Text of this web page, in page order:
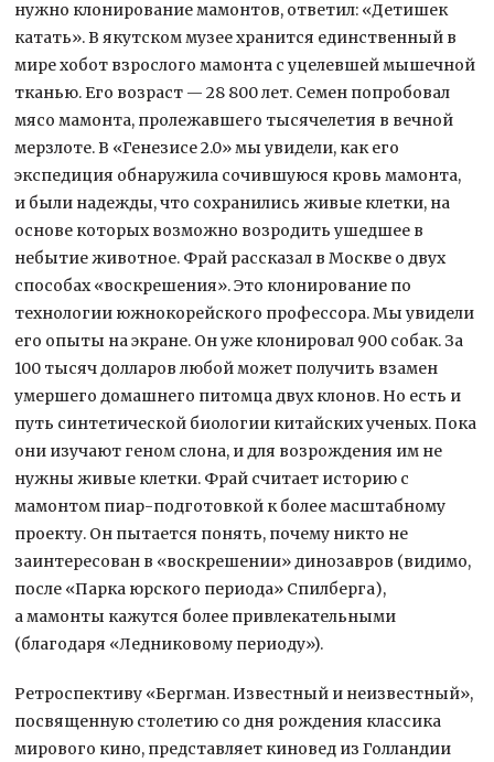
нужно клонирование мамонтов, ответил: «Детишек
катать». В якутском музее хранится единственный в
мире хобот взрослого мамонта с уцелевшей мышечной
тканью. Его возраст — 28 800 лет. Семен попробовал
мясо мамонта, пролежавшего тысячелетия в вечной
мерзлоте. В «Генезисе 2.0» мы увидели, как его
экспедиция обнаружила сочившуюся кровь мамонта,
и были надежды, что сохранились живые клетки, на
основе которых возможно возродить ушедшее в
небытие животное. Фрай рассказал в Москве о двух
способах «воскрешения». Это клонирование по
технологии южнокорейского профессора. Мы увидели
его опыты на экране. Он уже клонировал 900 собак. За
100 тысяч долларов любой может получить взамен
умершего домашнего питомца двух клонов. Но есть и
путь синтетической биологии китайских ученых. Пока
они изучают геном слона, и для возрождения им не
нужны живые клетки. Фрай считает историю с
мамонтом пиар-подготовкой к более масштабному
проекту. Он пытается понять, почему никто не
заинтересован в «воскрешении» динозавров (видимо,
после «Парка юрского периода» Спилберга),
а мамонты кажутся более привлекательными
(благодаря «Ледниковому периоду»).
Ретроспективу «Бергман. Известный и неизвестный»,
посвященную столетию со дня рождения классика
мирового кино, представляет киновед из Голландии